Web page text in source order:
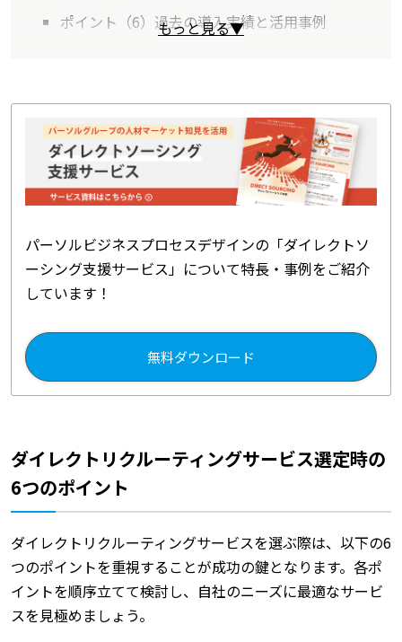
ポイント（6）過去の導入実績と活用事例
もっと見る▼
パーソルビジネスプロセスデザインの「ダイレクトソ
ーシング支援サービス」について特長・事例をご紹介
しています！
無料ダウンロード
ダイレクトリクルーティングサービス選定時の
6つのポイント
ダイレクトリクルーティングサービスを選ぶ際は、以下の6
つのポイントを重視することが成功の鍵となります。各ポ
イントを順序立てて検討し、自社のニーズに最適なサービ
スを見極めましょう。